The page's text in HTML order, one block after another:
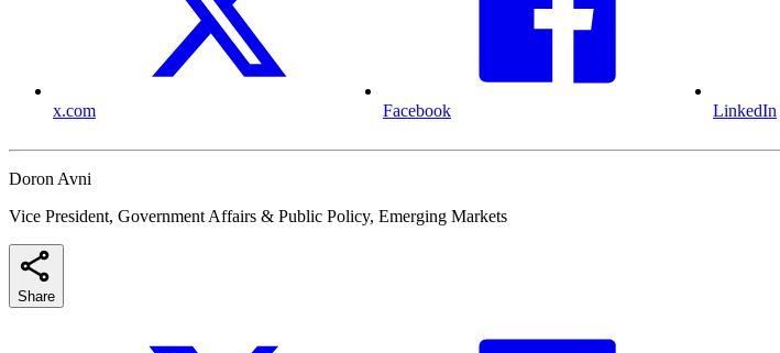
x.com Facebook LinkedIn
Doron Avni
Vice President, Government Affairs & Public Policy, Emerging Markets
Share